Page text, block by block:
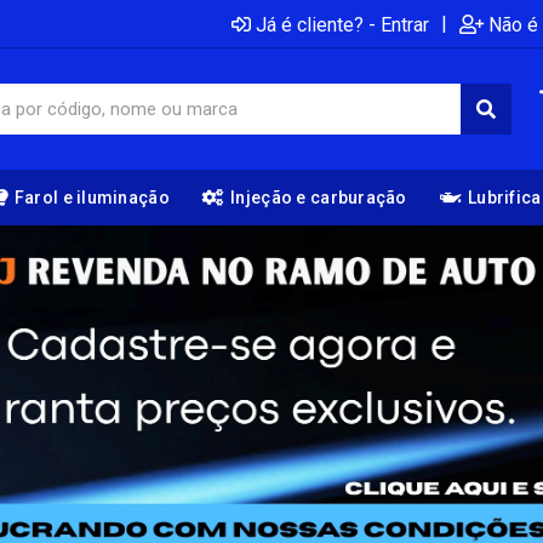
Já é cliente? - Entrar | Não
Farol e iluminação Injeção e carburação